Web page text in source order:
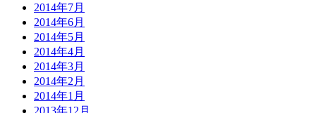
2014年7月
2014年6月
2014年5月
2014年4月
2014年3月
2014年2月
2014年1月
2013年12月